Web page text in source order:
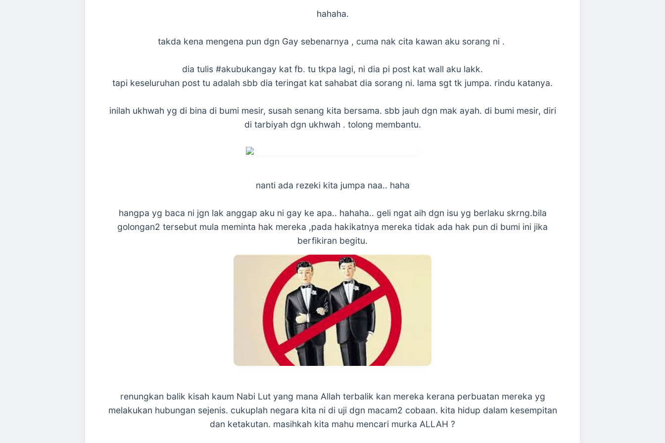
hahaha.
takda kena mengena pun dgn Gay sebenarnya , cuma nak cita kawan aku sorang ni .
dia tulis #akubukangay kat fb. tu tkpa lagi, ni dia pi post kat wall aku lakk.
tapi keseluruhan post tu adalah sbb dia teringat kat sahabat dia sorang ni. lama sgt tk jumpa. rindu katanya.
inilah ukhwah yg di bina di bumi mesir, susah senang kita bersama. sbb jauh dgn mak ayah. di bumi mesir, diri
di tarbiyah dgn ukhwah . tolong membantu.
nanti ada rezeki kita jumpa naa.. haha
hangpa yg baca ni jgn lak anggap aku ni gay ke apa.. hahaha.. geli ngat aih dgn isu yg berlaku skrng.bila
golongan2 tersebut mula meminta hak mereka ,pada hakikatnya mereka tidak ada hak pun di bumi ini jika
berfikiran begitu.
renungkan balik kisah kaum Nabi Lut yang mana Allah terbalik kan mereka kerana perbuatan mereka yg
melakukan hubungan sejenis. cukuplah negara kita ni di uji dgn macam2 cobaan. kita hidup dalam kesempitan
dan ketakutan. masihkah kita mahu mencari murka ALLAH ?